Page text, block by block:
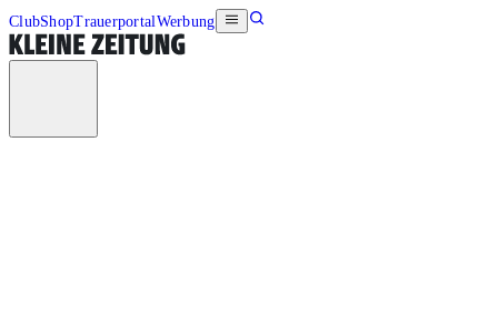
ClubShopTrauerportalWerbung